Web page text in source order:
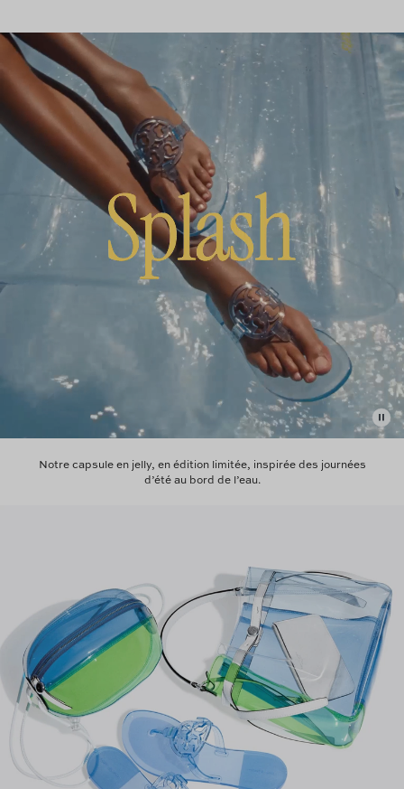
Notre capsule en jelly, en édition limitée, inspirée des journées
d’été au bord de l’eau.